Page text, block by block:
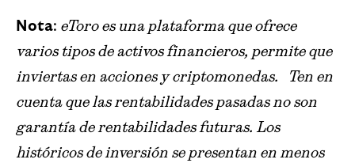
Nota: eToro es una plataforma que ofrece
varios tipos de activos financieros, permite que
inviertas en acciones y criptomonedas. Ten en
cuenta que las rentabilidades pasadas no son
garantía de rentabilidades futuras. Los
históricos de inversión se presentan en menos